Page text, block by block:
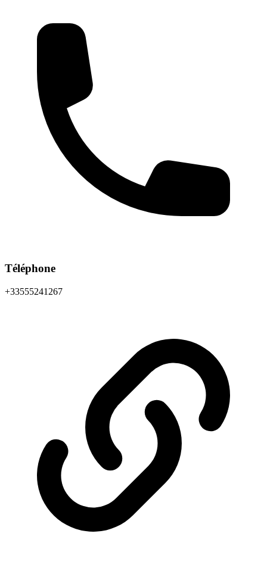
Téléphone
+33555241267